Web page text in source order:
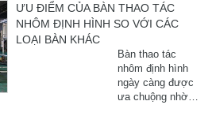
giúp tối ưu vận
chuyển, lưu trữ
toàn, nhanh
chóng. Sukavina
cung cấp xe
trolley công
ƯU ĐIỂM CỦA BÀN THAO TÁC
NHÔM ĐỊNH HÌNH SO VỚI CÁC
LOẠI BÀN KHÁC
Bàn thao tác
nhôm định hình
ngày càng được
ưa chuộng nhờ